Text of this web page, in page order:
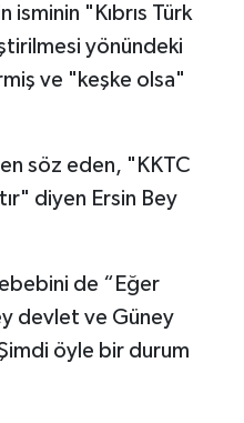
isminin "Kıbrıs Türk
yönündeki
ve "keşke olsa"
söz eden, "KKTC
diyen Ersin Bey
de “Eğer
devlet ve Güney
öyle bir durum